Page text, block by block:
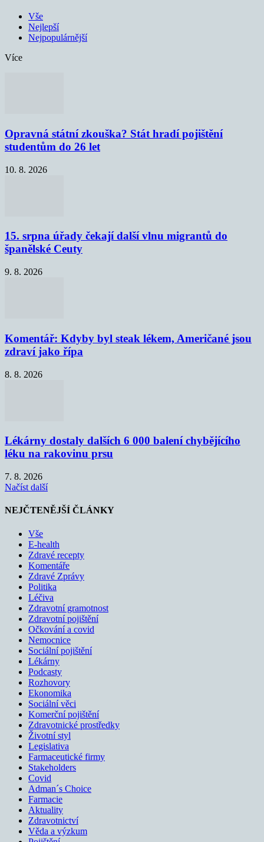
Vše
Nejlepší
Nejpopulárnější
Více
Opravná státní zkouška? Stát hradí pojištění
studentům do 26 let
10. 8. 2026
15. srpna úřady čekají další vlnu migrantů do
španělské Ceuty
9. 8. 2026
Komentář: Kdyby byl steak lékem, Američané jsou
zdraví jako řípa
8. 8. 2026
Lékárny dostaly dalších 6 000 balení chybějícího
léku na rakovinu prsu
7. 8. 2026
Načíst další
NEJČTENĚJŠÍ ČLÁNKY
Vše
E-health
Zdravé recepty
Komentáře
Zdravé Zprávy
Politika
Léčiva
Zdravotní gramotnost
Zdravotní pojištění
Očkování a covid
Nemocnice
Sociální pojištění
Lékárny
Podcasty
Rozhovory
Ekonomika
Sociální věci
Komerční pojištění
Zdravotnické prostředky
Životní styl
Legislativa
Farmaceutické firmy
Stakeholders
Covid
Adman´s Choice
Farmacie
Aktuality
Zdravotnictví
Věda a výzkum